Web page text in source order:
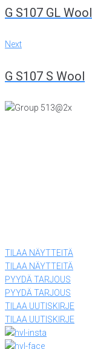
G S107 GL Wool
Next
Next
G S107 S Wool
TILAA NÄYTTEITÄ
TILAA NÄYTTEITÄ
PYYDÄ TARJOUS
PYYDÄ TARJOUS
TILAA UUTISKIRJE
TILAA UUTISKIRJE